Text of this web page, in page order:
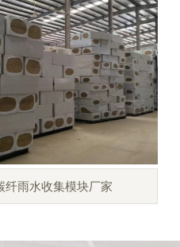
纤雨水收集模块厂家